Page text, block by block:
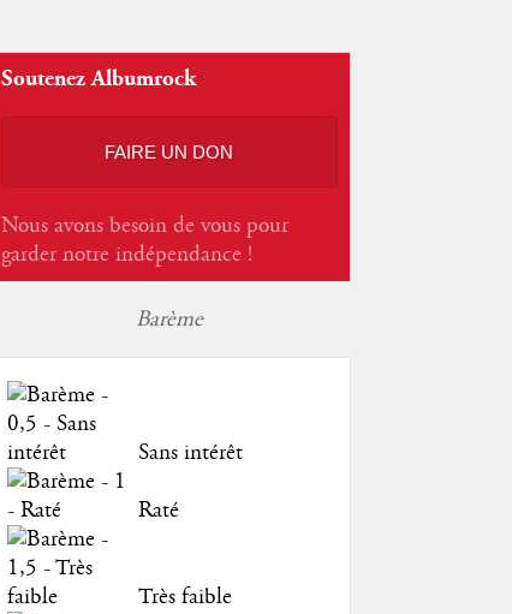
Soutenez Albumrock
FAIRE UN DON
Nous avons besoin de vous pour
garder notre indépendance !
Barème
Sans intérêt
Raté
Très faible